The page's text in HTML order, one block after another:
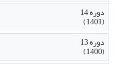
دوره 14
(1401)
دوره 13
(1400)